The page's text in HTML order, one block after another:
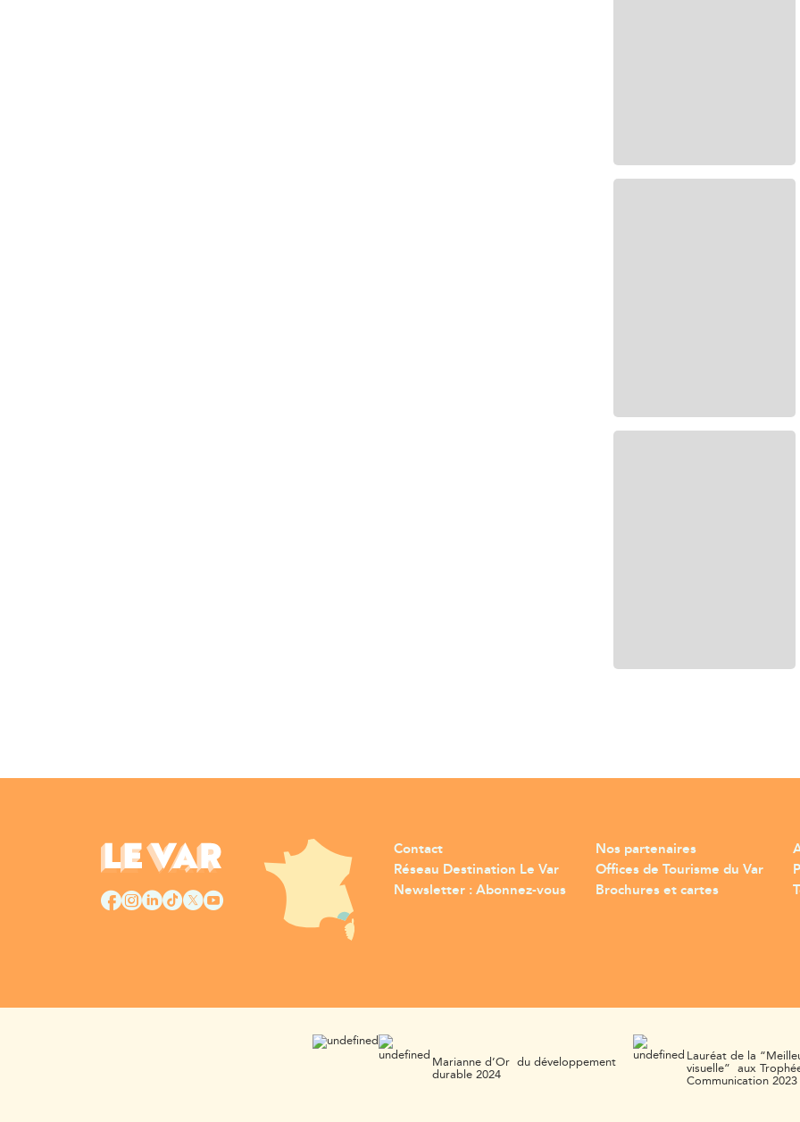
Contact
Réseau Destination Le Var
Newsletter : Abonnez-vous
Nos partenaires
Offices de Tourisme du Var
Brochures et cartes
Marianne d’Or du développement
durable 2024
Lauréat de la
visuelle” aux
Communication 2023